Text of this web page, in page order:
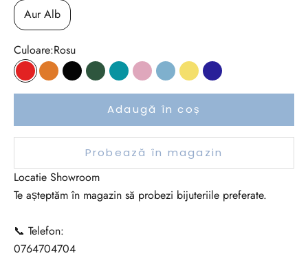
Aur Alb
Culoare:Rosu
RosuPortocaliu
NegruVerde inchis
TurcoazRoz Albastru deschis
Galben
Navy
Adaugă în coș
Probează în magazin
Locatie Showroom
Te așteptăm în magazin să probezi bijuteriile preferate.
📞 Telefon:
0764704704